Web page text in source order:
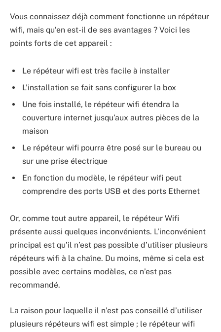
Vous connaissez déjà comment fonctionne un répéteur
wifi, mais qu’en est-il de ses avantages ? Voici les
points forts de cet appareil :
Le répéteur wifi est très facile à installer
L’installation se fait sans configurer la box
Une fois installé, le répéteur wifi étendra la
couverture internet jusqu’aux autres pièces de la
maison
Le répéteur wifi pourra être posé sur le bureau ou
sur une prise électrique
En fonction du modèle, le répéteur wifi peut
comprendre des ports USB et des ports Ethernet
Or, comme tout autre appareil, le répéteur Wifi
présente aussi quelques inconvénients. L’inconvénient
principal est qu’il n’est pas possible d’utiliser plusieurs
répéteurs wifi à la chaîne. Du moins, même si cela est
possible avec certains modèles, ce n’est pas
recommandé.
La raison pour laquelle il n’est pas conseillé d’utiliser
plusieurs répéteurs wifi est simple ; le répéteur wifi